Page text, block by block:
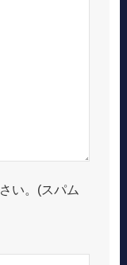
い。(スパム